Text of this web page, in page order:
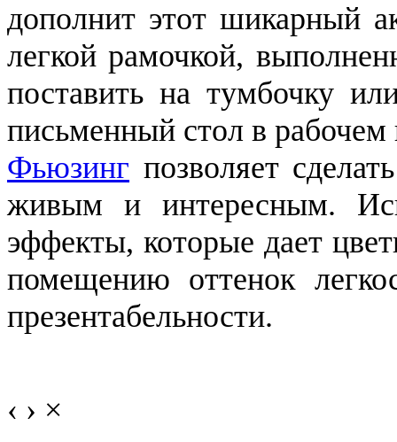
дополнит этот шикарный
легкой рамочкой,
поставить на тумбочку
письменный стол в рабочем
Фьюзинг позволяет
живым и интересным.
эффекты, которые дает
помещению оттенок
презентабельности.
‹ › ×